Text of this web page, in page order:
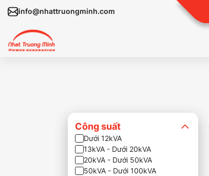
info@nhattruongminh.com
Công suất
Dưới 12kVA
13kVA - Dưới 20kVA
20kVA - Dưới 50kVA
50kVA - Dưới 100kVA